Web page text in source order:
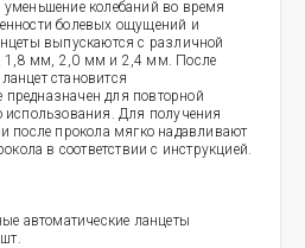
колебаний во время
болевых ощущений и
выпускаются с различной
1,8 мм, 2,0 мм и 2,4 мм. После
становится
для повторной
использования. Для получения
после прокола мягко надавливают
в соответствии с инструкцией.
автоматические ланцеты